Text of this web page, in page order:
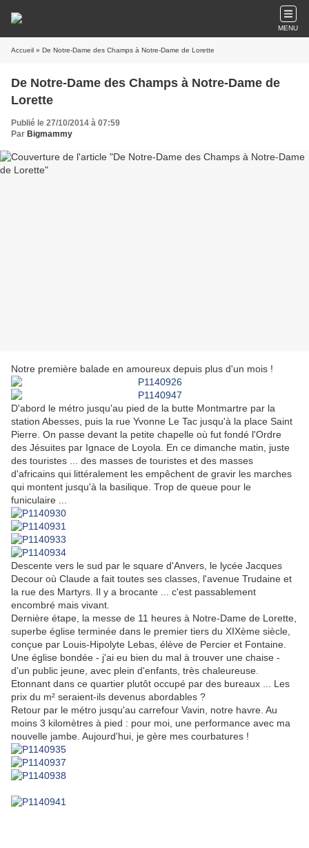
MENU
Accueil » De Notre-Dame des Champs à Notre-Dame de Lorette
De Notre-Dame des Champs à Notre-Dame de
Lorette
Publié le 27/10/2014 à 07:59
Par Bigmammy
Notre première balade en amoureux depuis plus d'un mois !
D'abord le métro jusqu'au pied de la butte Montmartre par la
station Abesses, puis la rue Yvonne Le Tac jusqu'à la place Saint
Pierre. On passe devant la petite chapelle où fut fondé l'Ordre
des Jésuites par Ignace de Loyola. En ce dimanche matin, juste
des touristes ... des masses de touristes et des masses
d'africains qui littéralement les empêchent de gravir les marches
qui montent jusqu'à la basilique. Trop de queue pour le
funiculaire ...
Descente vers le sud par le square d'Anvers, le lycée Jacques
Decour où Claude a fait toutes ses classes, l'avenue Trudaine et
la rue des Martyrs. Il y a brocante ... c'est passablement
encombré mais vivant.
Dernière étape, la messe de 11 heures à Notre-Dame de Lorette,
superbe église terminée dans le premier tiers du XIXème siècle,
conçue par Louis-Hipolyte Lebas, élève de Percier et Fontaine.
Une église bondée - j'ai eu bien du mal à trouver une chaise -
d'un public jeune, avec plein d'enfants, très chaleureuse.
Etonnant dans ce quartier plutôt occupé par des bureaux ... Les
prix du m² seraient-ils devenus abordables ?
Retour par le métro jusqu'au carrefour Vavin, notre havre. Au
moins 3 kilomètres à pied : pour moi, une performance avec ma
nouvelle jambe. Aujourd'hui, je gère mes courbatures !